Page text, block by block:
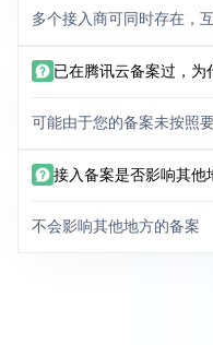
多个接入商可同时存在，
已在腾讯云备案过，为
可能由于您的备案未按照
接入备案是否影响其他
不会影响其他地方的备案